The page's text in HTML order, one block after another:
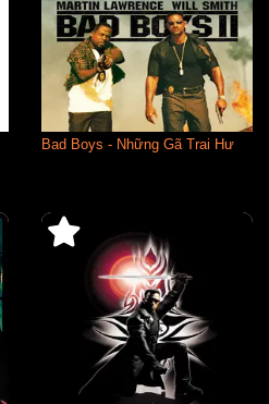
Bad Boys - Những Gã Trai Hư